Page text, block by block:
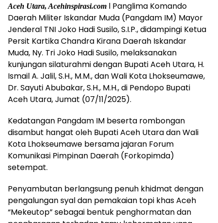
Aceh Utara, Acehinspirasi.com l Panglima Komando
Daerah Militer Iskandar Muda (Pangdam IM) Mayor
Jenderal TNI Joko Hadi Susilo, S.I.P., didampingi Ketua
Persit Kartika Chandra Kirana Daerah Iskandar
Muda, Ny. Tri Joko Hadi Susilo, melaksanakan
kunjungan silaturahmi dengan Bupati Aceh Utara, H.
Ismail A. Jalil, S.H., M.M., dan Wali Kota Lhokseumawe,
Dr. Sayuti Abubakar, S.H., M.H., di Pendopo Bupati
Aceh Utara, Jumat (07/11/2025).
Kedatangan Pangdam IM beserta rombongan
disambut hangat oleh Bupati Aceh Utara dan Wali
Kota Lhokseumawe bersama jajaran Forum
Komunikasi Pimpinan Daerah (Forkopimda)
setempat.
Penyambutan berlangsung penuh khidmat dengan
pengalungan syal dan pemakaian topi khas Aceh
“Mekeutop” sebagai bentuk penghormatan dan